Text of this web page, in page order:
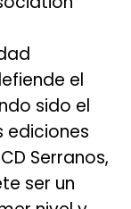
el
sido el
ediciones
Serranos,
ser un